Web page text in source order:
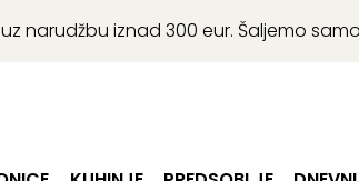
narudžbu iznad 300 eur. Šaljemo